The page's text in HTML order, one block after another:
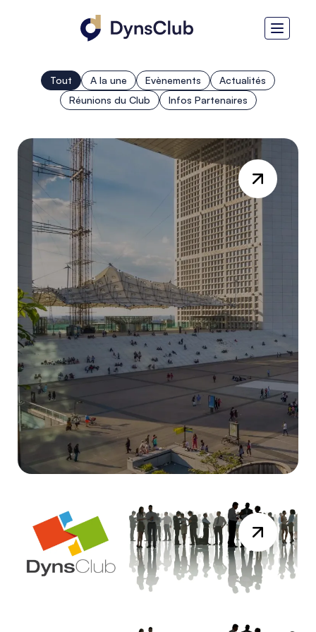
Tout A la une Evènements
Actualités
Réunions du Club
Infos Partenaires
DYNAMICS DAYS
Résumé Vidéo de la session du 19 mai
2026Lire la suite